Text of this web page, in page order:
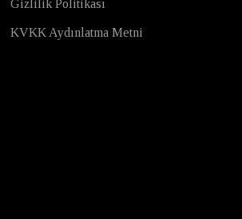
Gizlilik Politikası
KVKK Aydınlatma Metni